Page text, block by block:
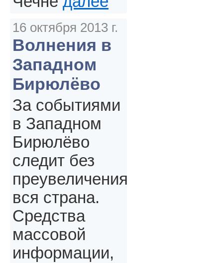
16 октября 2013 г.
Волнения в
Западном
Бирюлёво
За событиями
в Западном
Бирюлёво
следит без
преувеличения
вся страна.
Средства
массовой
информации,